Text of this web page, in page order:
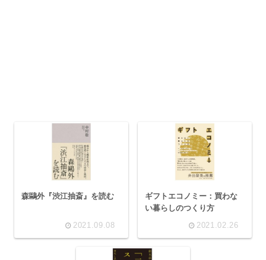
森鷗外『渋江抽斎』を読む
2021.09.08
ギフトエコノミー：買わな
い暮らしのつくり方
2021.02.26